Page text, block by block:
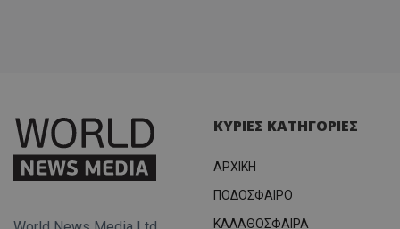
ΚΥΡΙΕΣ ΚΑΤΗΓΟΡΙΕΣ
ΑΡΧΙΚΗ
ΠΟΔΟΣΦΑΙΡΟ
ΚΑΛΑΘΟΣΦΑΙΡΑ